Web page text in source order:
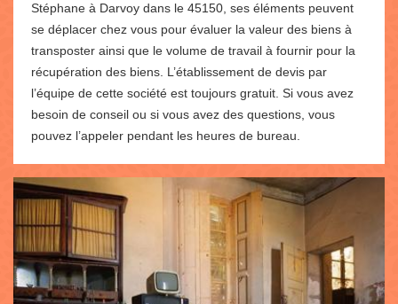
Stéphane à Darvoy dans le 45150, ses éléments peuvent
se déplacer chez vous pour évaluer la valeur des biens à
transposter ainsi que le volume de travail à fournir pour la
récupération des biens. L’établissement de devis par
l’équipe de cette société est toujours gratuit. Si vous avez
besoin de conseil ou si vous avez des questions, vous
pouvez l’appeler pendant les heures de bureau.